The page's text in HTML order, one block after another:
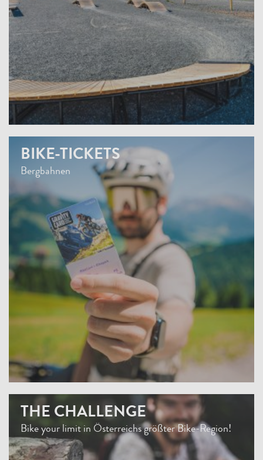
BIKE-TICKETS
Bergbahnen
THE CHALLENGE
Bike your limit in Österreichs größter Bike-Region!